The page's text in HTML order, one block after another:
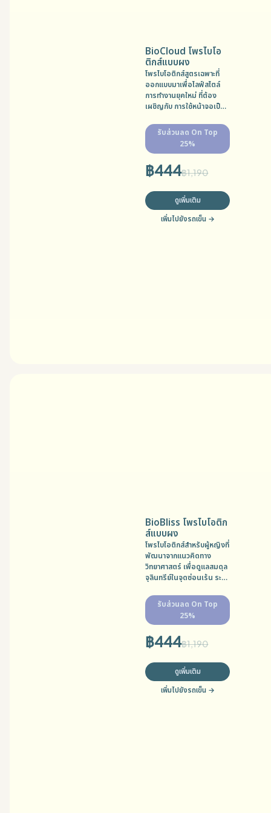
BioCloud โพรไบโอ
ติกส์แบบผง
โพรไบโอติกส์สูตรเฉพาะที่
ออกแบบมาเพื่อไลฟ์สไตล์
การทำงานยุคใหม่ ที่ต้อง
เผชิญกับ การใช้หน้าจอเป็น
ความตึงของกล้ามเนื้อ และ
ความไม่สมดุลของระบบย่อย
อาหาร MFG: 17/10/2025
รับส่วนลด On Top
25%
฿444฿1,190
ดูเพิ่มเติม
เพิ่มไปยังรถเข็น →
BioBliss โพรไบโอติก
ส์แบบผง
โพรไบโอติกส์สำหรับผู้หญิงที่
พัฒนาจากแนวคิดทาง
วิทยาศาสตร์ เพื่อดูแลสมดุล
จุลินทรีย์ในจุดซ่อนเร้น ระบบ
ในชีวิตประจำวัน MFG:
17/10/2025 EXP:
17/04/2027
รับส่วนลด On Top
25%
฿444฿1,190
ดูเพิ่มเติม
เพิ่มไปยังรถเข็น →